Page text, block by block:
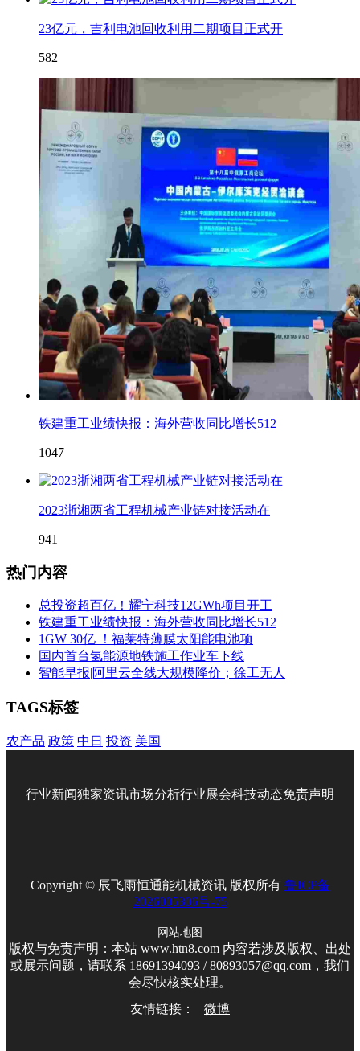
23亿元，吉利电池回收利用二期项目正式开
582
铁建重工业绩快报：海外营收同比增长512
1047
2023浙湘两省工程机械产业链对接活动在
941
热门内容
总投资超百亿！耀宁科技12GWh项目开工
铁建重工业绩快报：海外营收同比增长512
1GW 30亿 ！福莱特薄膜太阳能电池项
国内首台氢能源地铁施工作业车下线
智能早报|阿里云全线大规模降价；徐工无人
TAGS标签
农产品 政策 中日 投资 美国
行业新闻独家资讯市场分析行业展会科技动态免责声明
Copyright © 辰飞雨恒通能机械资讯 版权所有 鲁ICP备
2026005306号-75
网站地图
版权与免责声明：本站 www.htn8.com 内容若涉及版权、出处
或展示问题，请联系 18691394093 / 80893057@qq.com，我们
会尽快核实处理。
友情链接：
微博